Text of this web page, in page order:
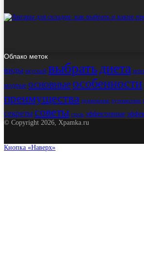
Облако меток
виды вкусный выбратьдиета
модные основные особенности
преимущества применение путешествие
секреты советы стиль эффективные
© Copyright 2026, Xpamka.ru
Кнопка «Наверх»